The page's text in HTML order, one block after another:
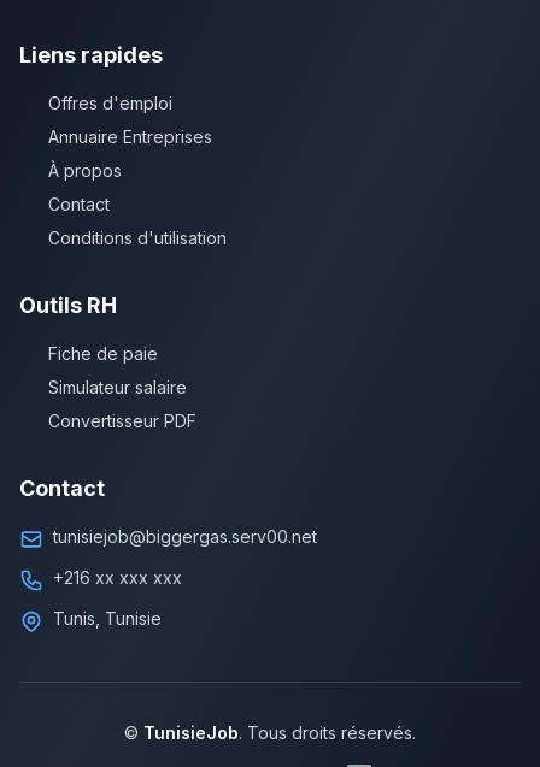
Liens rapides
Offres d'emploi
Annuaire Entreprises
À propos
Contact
Conditions d'utilisation
Outils RH
Fiche de paie
Simulateur salaire
Convertisseur PDF
Contact
tunisiejob@biggergas.serv00.net
+216 xx xxx xxx
Tunis, Tunisie
© TunisieJob. Tous droits réservés.